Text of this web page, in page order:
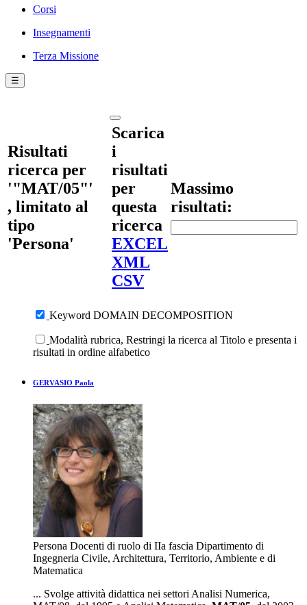
Corsi
Insegnamenti
Terza Missione
☰
Risultati
ricerca per
'"MAT/05"'
, limitato al
tipo
'Persona'
Scarica
i
risultati
per
questa
ricerca
EXCEL
XML
CSV
Massimo
risultati:
Keyword DOMAIN DECOMPOSITION
Modalità rubrica, Restringi la ricerca al Titolo e presenta i
risultati in ordine alfabetico
GERVASIO Paola
Persona Docenti di ruolo di IIa fascia Dipartimento di
Ingegneria Civile, Architettura, Territorio, Ambiente e di
Matematica
... Svolge attività didattica nei settori Analisi Numerica,